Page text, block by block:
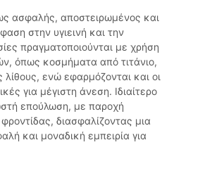
ασφαλής, αποστειρωμένος και
στην υγιεινή και την
πραγματοποιούνται με χρήση
όπως κοσμήματα από τιτάνιο,
λίθους, ενώ εφαρμόζονται και οι
για μέγιστη άνεση. Ιδιαίτερο
επούλωση, με παροχή
διασφαλίζοντας μια
και μοναδική εμπειρία για